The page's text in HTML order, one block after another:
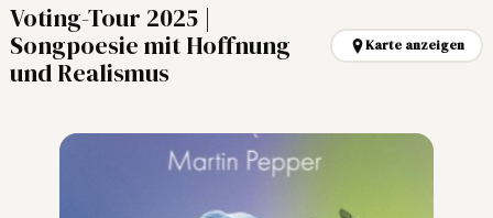
Voting-Tour 2025 |
Songpoesie mit Hoffnung
und Realismus
Karte anzeigen